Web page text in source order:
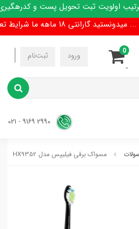
اولویت ثبت تحویل پست و کدرهگیری
ما شرایط تعویض هم داره !
ورود ثبت‌نام
-
-
0
مسواک برقی فیلیپس مدل HX9352